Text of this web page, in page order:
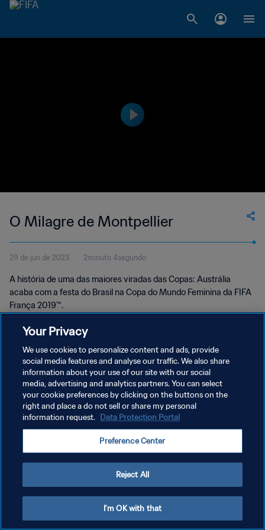
O Milagre de Montpellier
29 de jun de 2023 2minuto 4segundo
A história de uma das maiores viradas das Copas: Austrália
acaba com a festa do Brasil na Copa do Mundo Feminina da FIFA
França 2019™.
POLÍTICA DE PRIVACIDADE
TERMOS DE SERVIÇO
ADMINISTRAR AS PREFERÊNCIAS DE COOKIES
Copyright © 1994-2026 FIFA. Todos os direitos reservados.
Your Privacy
We use cookies to personalize content and ads, provide
social media features and analyse our traffic. We also share
information about your use of our site with our social
media, advertising and analytics partners. You can select
your cookie preferences by clicking on the buttons on the
right and place a do not sell or share my personal
information request. Data Protection Portal
Preference Center
Reject All
I'm OK with that